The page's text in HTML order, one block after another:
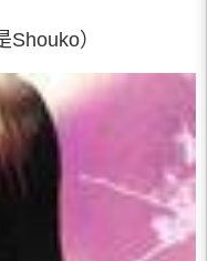
Shouko）